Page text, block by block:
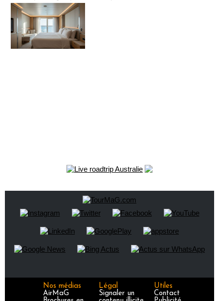
Nos médias
AirMaG
Légal
Signaler un
Utiles
Contact